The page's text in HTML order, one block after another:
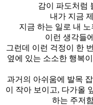
감이 파도처럼
내가 지금
지금 하는 일로 내
이런 생각들
그런데 이런 걱정이 한
옆에 있는 소소한 행복
과거의 아쉬움에 발목
이 작아 보이고, 다가올
하는 주저